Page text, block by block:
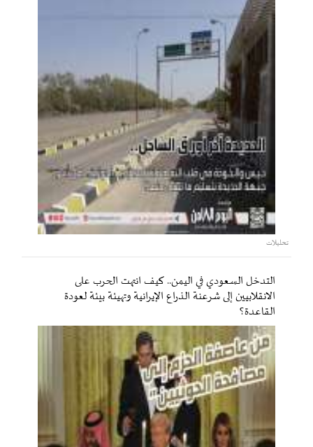
تحليلات
التدخل السعودي في اليمن.. كيف انتهت الحرب على
الانقلابيين إلى شرعنة الذراع الإيرانية وتهيئة بيئة لعودة
القاعدة؟